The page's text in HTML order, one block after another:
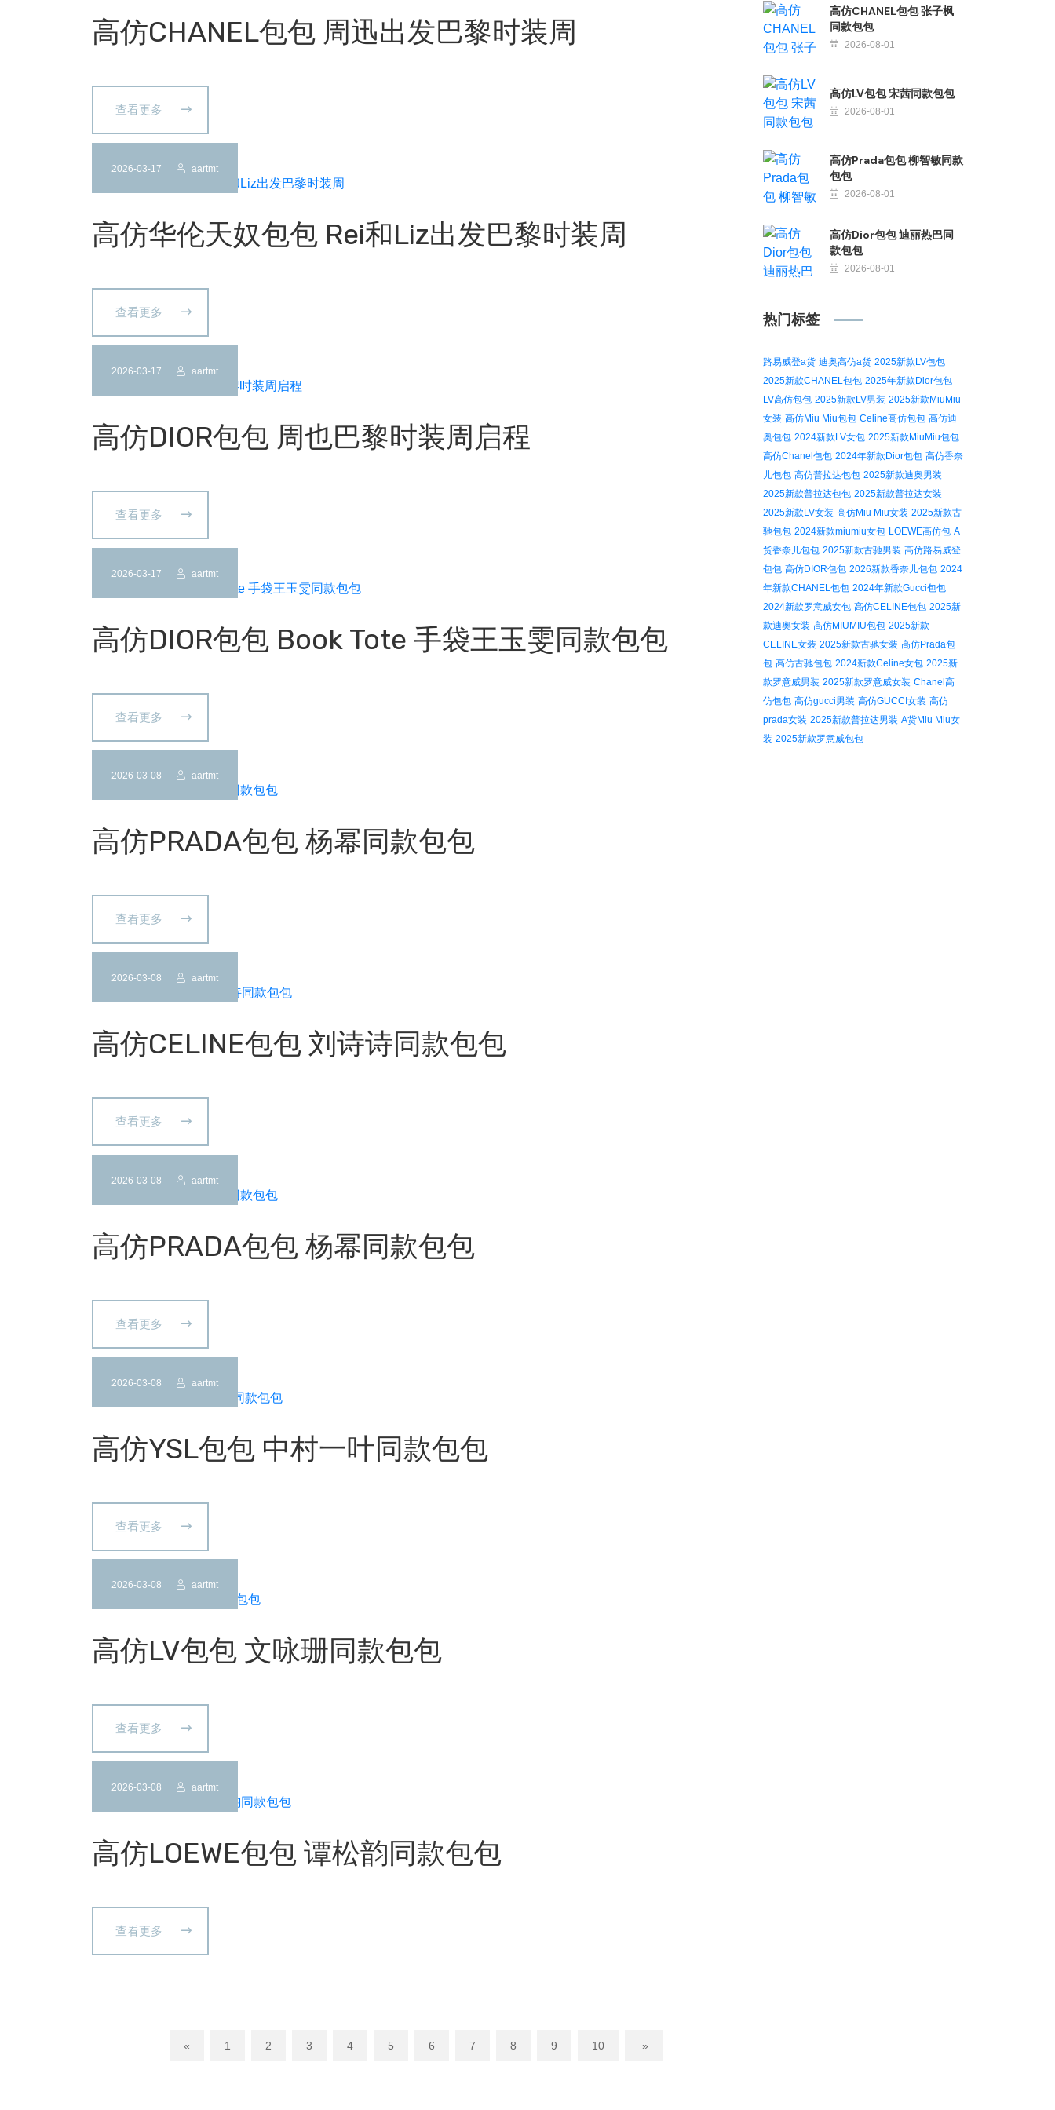
高仿CHANEL包包 周迅出发巴黎时装周
查看更多
2026-03-17 aartmt
高仿华伦天奴包包 Rei和Liz出发巴黎时装周
查看更多
2026-03-17 aartmt
高仿DIOR包包 周也巴黎时装周启程
查看更多
2026-03-17 aartmt
高仿DIOR包包 Book Tote 手袋王玉雯同款包包
查看更多
2026-03-08 aartmt
高仿PRADA包包 杨幂同款包包
查看更多
2026-03-08 aartmt
高仿CELINE包包 刘诗诗同款包包
查看更多
2026-03-08 aartmt
高仿PRADA包包 杨幂同款包包
查看更多
2026-03-08 aartmt
高仿YSL包包 中村一叶同款包包
查看更多
2026-03-08 aartmt
高仿LV包包 文咏珊同款包包
查看更多
2026-03-08 aartmt
高仿LOEWE包包 谭松韵同款包包
查看更多
« 1 2 3 4 5 6 7 8 9 10 »
高仿CHANEL包包 张子枫
同款包包
2026-08-01
高仿LV包包 宋茜同款包包
2026-08-01
高仿Prada包包 柳智敏同款
包包
2026-08-01
高仿Dior包包 迪丽热巴同
款包包
2026-08-01
热门标签
路易威登a货 迪奥高仿a货 2025新款LV包包
2025新款CHANEL包包 2025年新款Dior包包
LV高仿包包 2025新款LV男装 2025新款MiuMiu
女装 高仿Miu Miu包包 Celine高仿包包 高仿迪
奥包包 2024新款LV女包 2025新款MiuMiu包包
高仿Chanel包包 2024年新款Dior包包 高仿香奈
儿包包 高仿普拉达包包 2025新款迪奥男装
2025新款普拉达包包 2025新款普拉达女装
2025新款LV女装 高仿Miu Miu女装 2025新款古
驰包包 2024新款miumiu女包 LOEWE高仿包 A
货香奈儿包包 2025新款古驰男装 高仿路易威登
包包 高仿DIOR包包 2026新款香奈儿包包 2024
年新款CHANEL包包 2024年新款Gucci包包
2024新款罗意威女包 高仿CELINE包包 2025新
款迪奥女装 高仿MIUMIU包包 2025新款
CELINE女装 2025新款古驰女装 高仿Prada包
包 高仿古驰包包 2024新款Celine女包 2025新
款罗意威男装 2025新款罗意威女装 Chanel高
仿包包 高仿gucci男装 高仿GUCCI女装 高仿
prada女装 2025新款普拉达男装 A货Miu Miu女
装 2025新款罗意威包包